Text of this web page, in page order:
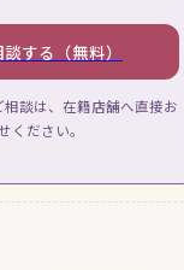
する（無料）
談は、在籍店舗へ直接お
ください。